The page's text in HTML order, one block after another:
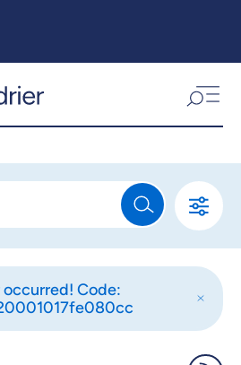
occurred! Code: